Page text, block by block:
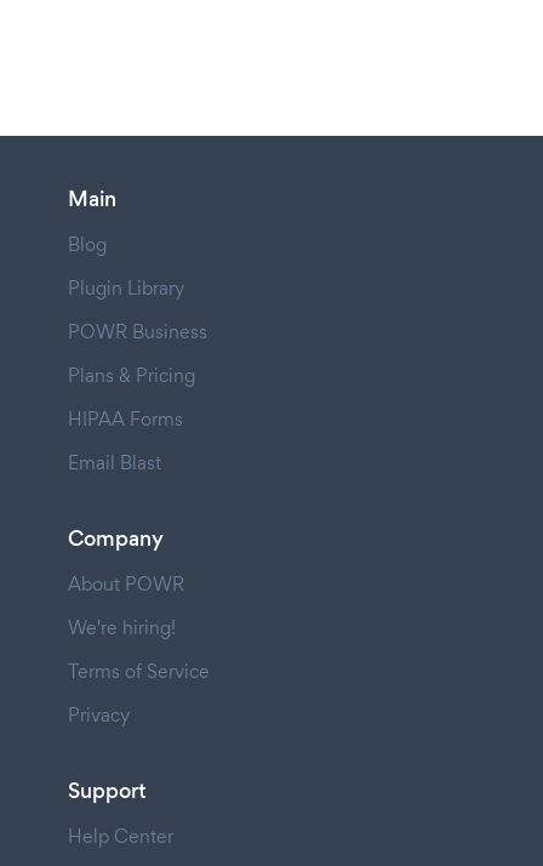
Main
Blog
Plugin Library
POWR Business
Plans & Pricing
HIPAA Forms
Email Blast
Company
About POWR
We're hiring!
Terms of Service
Privacy
Support
Help Center